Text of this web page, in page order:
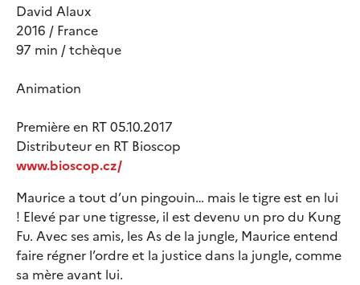
David Alaux
2016 / France
97 min / tchèque
Animation
Première en RT 05.10.2017
Distributeur en RT Bioscop
www.bioscop.cz/
Maurice a tout d’un pingouin… mais le tigre est en lui
! Elevé par une tigresse, il est devenu un pro du Kung
Fu. Avec ses amis, les As de la jungle, Maurice entend
faire régner l’ordre et la justice dans la jungle, comme
sa mère avant lui.